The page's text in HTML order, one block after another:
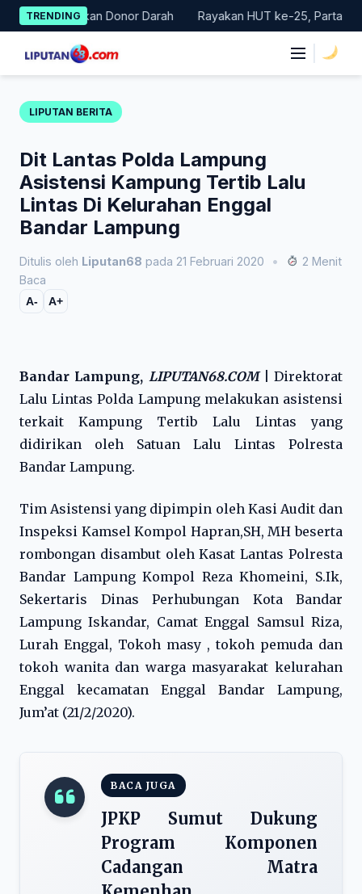
Skip
to
content
TRENDING
Gerakan Donor Darah Rayakan HUT ke-25, Partai Demokrat
LIPUTAN BERITA
Dit Lantas Polda Lampung
Asistensi Kampung Tertib Lalu
Lintas Di Kelurahan Enggal
Bandar Lampung
Ditulis oleh Liputan68 pada 21 Februari 2020 •
2 Menit
Baca
A- A+
Bandar Lampung, LIPUTAN68.COM|
Direktorat
Lalu Lintas Polda Lampung melakukan asistensi
terkait Kampung Tertib Lalu Lintas yang
didirikan oleh Satuan Lalu Lintas Polresta
Bandar Lampung.
Tim Asistensi yang dipimpin oleh Kasi Audit dan
Inspeksi Kamsel Kompol Hapran,SH, MH beserta
rombongan disambut oleh Kasat Lantas Polresta
Bandar Lampung Kompol Reza Khomeini, S.Ik,
Sekertaris Dinas Perhubungan Kota Bandar
Lampung Iskandar, Camat Enggal Samsul Riza,
Lurah Enggal, Tokoh masy , tokoh pemuda dan
tokoh wanita dan warga masyarakat kelurahan
Enggal kecamatan Enggal Bandar Lampung,
Jum’at (21/2/2020).
BACA JUGA
JPKP Sumut Dukung
Program Komponen
Cadangan Matra